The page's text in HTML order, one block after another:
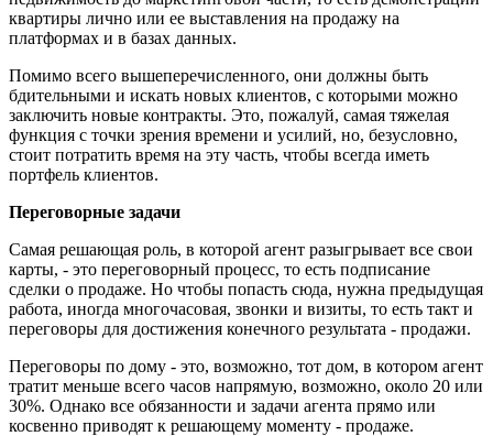
квартиры лично или ее выставления на продажу на
платформах и в базах данных.
Помимо всего вышеперечисленного, они должны быть
бдительными и искать новых клиентов, с которыми можно
заключить новые контракты. Это, пожалуй, самая тяжелая
функция с точки зрения времени и усилий, но, безусловно,
стоит потратить время на эту часть, чтобы всегда иметь
портфель клиентов.
Переговорные задачи
Самая решающая роль, в которой агент разыгрывает все свои
карты, - это переговорный процесс, то есть подписание
сделки о продаже. Но чтобы попасть сюда, нужна предыдущая
работа, иногда многочасовая, звонки и визиты, то есть такт и
переговоры для достижения конечного результата - продажи.
Переговоры по дому - это, возможно, тот дом, в котором агент
тратит меньше всего часов напрямую, возможно, около 20 или
30%. Однако все обязанности и задачи агента прямо или
косвенно приводят к решающему моменту - продаже.